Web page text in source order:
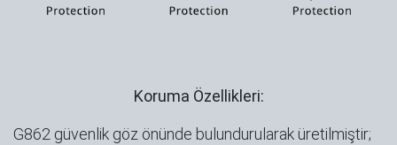
Koruma Özellikleri:
G862 güvenlik göz önünde bulundurularak üretilmiştir;